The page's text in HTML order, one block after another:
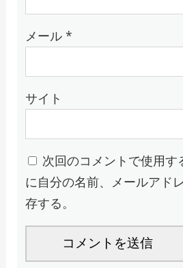
メール *
サイト
次回のコメントで使用す
に自分の名前、メールアド
存する。